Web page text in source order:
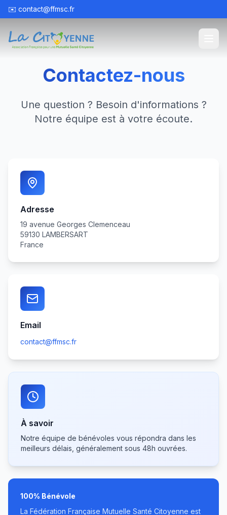
✉️ contact@ffmsc.fr
Contactez-nous
Une question ? Besoin d'informations ?
Notre équipe est à votre écoute.
Adresse
19 avenue Georges Clemenceau
59130 LAMBERSART
France
Email
contact@ffmsc.fr
À savoir
Notre équipe de bénévoles vous répondra dans les
meilleurs délais, généralement sous 48h ouvrées.
100% Bénévole
La Fédération Française Mutuelle Santé Citoyenne est